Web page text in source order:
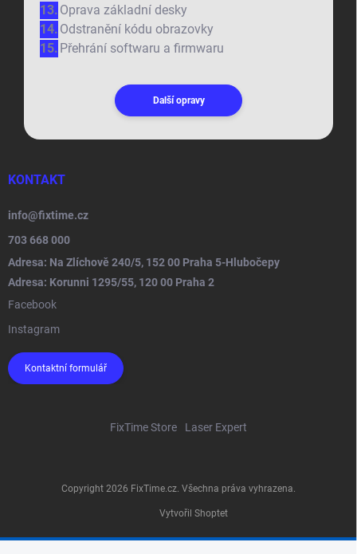
Oprava základní desky
Odstranění kódu obrazovky
Přehrání softwaru a firmwaru
Další opravy
KONTAKT
info@fixtime.cz
703 668 000
Adresa: Na Zlíchově 240/5, 152 00 Praha 5-Hlubočepy
Adresa: Korunni 1295/55, 120 00 Praha 2
Facebook
Instagram
Kontaktní formulář
FixTime Store Laser Expert
Vytvořil Shoptet
Copyright 2026 FixTime.cz. Všechna práva vyhrazena.